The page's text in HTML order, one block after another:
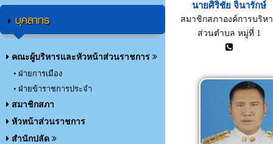
บุคลากร
คณะผู้บริหารและหัวหน้าส่วนราชการ
• ฝ่ายการเมือง
• ฝ่ายข้าราชการประจำ
สมาชิกสภา
หัวหน้าส่วนราชการ
สำนักปลัด
นายศิริชัย จินารักษ์
สมาชิกสภาองค์การบริห
ส่วนตำบล หมู่ที่ 1